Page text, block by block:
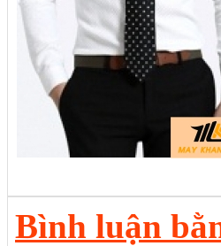
Bình luận